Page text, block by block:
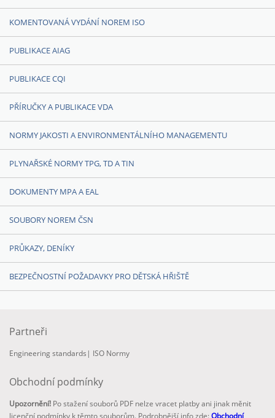
KOMENTOVANÁ VYDÁNÍ NOREM ISO
PUBLIKACE AIAG
PUBLIKACE CQI
PŘÍRUČKY A PUBLIKACE VDA
NORMY JAKOSTI A ENVIRONMENTÁLNÍHO MANAGEMENTU
PLYNAŘSKÉ NORMY TPG, TD A TIN
DOKUMENTY MPA A EAL
SOUBORY NOREM ČSN
PRŮKAZY, DENÍKY
BEZPEČNOSTNÍ POŽADAVKY PRO DĚTSKÁ HŘIŠTĚ
Partneři
Engineering standards | ISO Normy
Obchodní podmínky
Upozornění! Po stažení souborů PDF nelze vracet platby ani jinak měnit
licenční podmínky k těmto souborům. Podrobnější info zde:Obchodní